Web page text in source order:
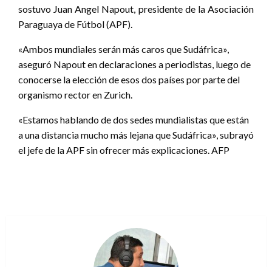
sostuvo Juan Angel Napout, presidente de la Asociación
Paraguaya de Fútbol (APF).
«Ambos mundiales serán más caros que Sudáfrica»,
aseguró Napout en declaraciones a periodistas, luego de
conocerse la elección de esos dos países por parte del
organismo rector en Zurich.
«Estamos hablando de dos sedes mundialistas que están
a una distancia mucho más lejana que Sudáfrica», subrayó
el jefe de la APF sin ofrecer más explicaciones. AFP